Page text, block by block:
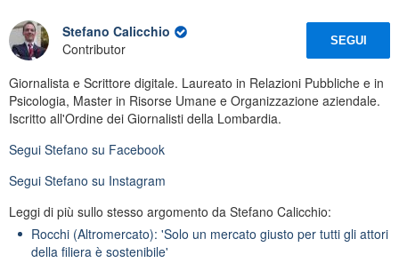
Stefano Calicchio
Contributor
SEGUI
Giornalista e Scrittore digitale. Laureato in Relazioni Pubbliche e in
Psicologia, Master in Risorse Umane e Organizzazione aziendale.
Iscritto all'Ordine dei Giornalisti della Lombardia.
Segui Stefano su Facebook
Segui Stefano su Instagram
Leggi di più sullo stesso argomento da Stefano Calicchio:
Rocchi (Altromercato): 'Solo un mercato giusto per tutti gli attori
della filiera è sostenibile'